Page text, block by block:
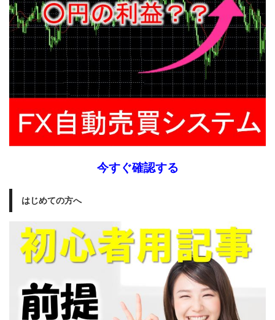
今すぐ確認する
はじめての方へ